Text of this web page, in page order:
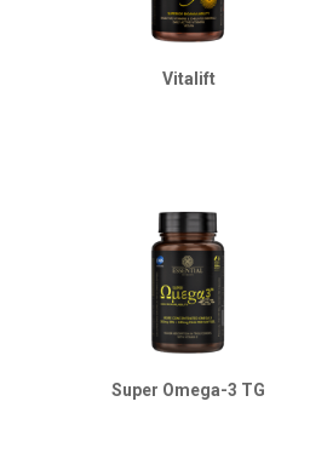
Vitalift
Super Omega-3 TG